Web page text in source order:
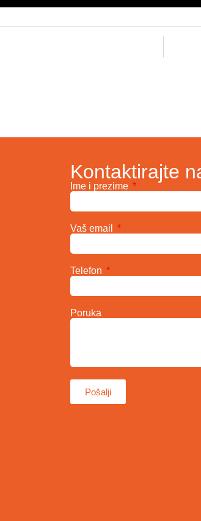
Kontaktirajte
Ime i prezime
Vaš email
Telefon
Poruka
Pošalji